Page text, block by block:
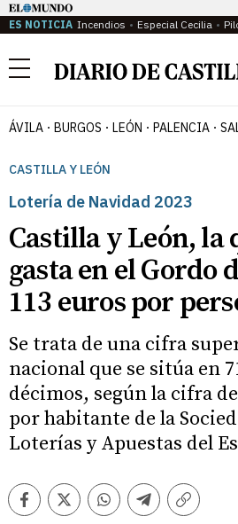
ES NOTICIA Incendios Especial Cecilia
Menú
ÁVILA BURGOS LEÓN PALENCIA
CASTILLA Y LEÓN
Lotería de Navidad 2023
Castilla y León, la
gasta en el Gordo
113 euros por
Se trata de una cifra
nacional que se sitúa en
décimos, según la cifra
por habitante de la
Loterías y Apuestas del
FacebookTwitterWhatsappTelegramCopiar